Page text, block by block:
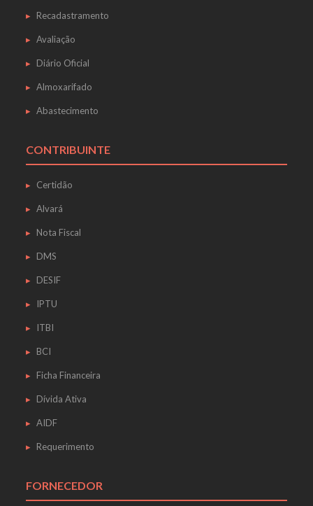
Recadastramento
Avaliação
Diário Oficial
Almoxarifado
Abastecimento
CONTRIBUINTE
Certidão
Alvará
Nota Fiscal
DMS
DESIF
IPTU
ITBI
BCI
Ficha Financeira
Dívida Ativa
AIDF
Requerimento
FORNECEDOR